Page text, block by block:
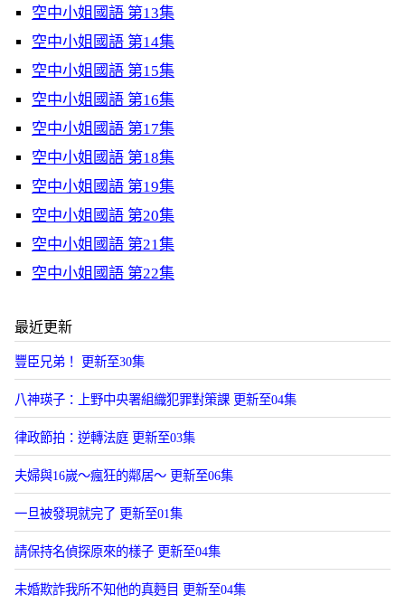
空中小姐國語 第13集
空中小姐國語 第14集
空中小姐國語 第15集
空中小姐國語 第16集
空中小姐國語 第17集
空中小姐國語 第18集
空中小姐國語 第19集
空中小姐國語 第20集
空中小姐國語 第21集
空中小姐國語 第22集
最近更新
豐臣兄弟！ 更新至30集
八神瑛子：上野中央署組織犯罪對策課 更新至04集
律政節拍：逆轉法庭 更新至03集
夫婦與16嵗～瘋狂的鄰居～ 更新至06集
一旦被發現就完了 更新至01集
請保持名偵探原來的樣子 更新至04集
未婚欺詐我所不知他的真麪目 更新至04集